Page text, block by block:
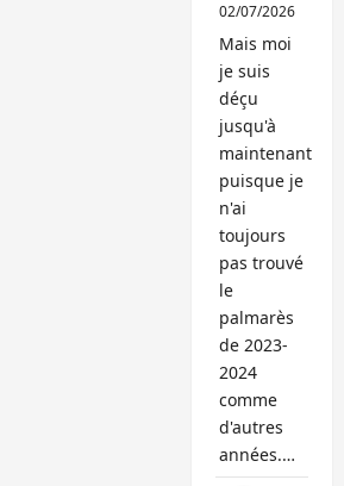
02/07/2026
Mais moi
je suis
déçu
jusqu'à
maintenant
puisque je
n'ai
toujours
pas trouvé
le
palmarès
de 2023-
2024
comme
d'autres
années.…